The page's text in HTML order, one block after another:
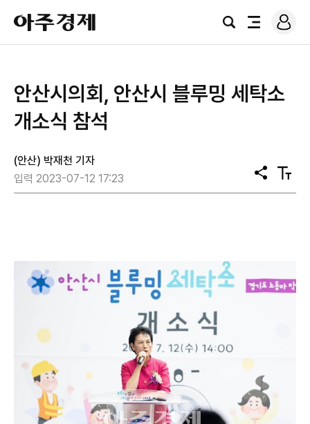
아
주
경
검
전
로
그
안산시의회, 안산시 블루밍 세탁소
개소식 참석
(안산) 박재천 기자
입력 2023-07-12 17:23
공
유
텍
스